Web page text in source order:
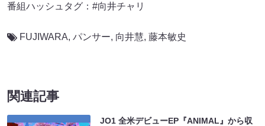
番組ハッシュタグ：#向井チャリ
FUJIWARA, パンサー, 向井慧, 藤本敏史
関連記事
JO1 全米デビューEP『ANIMAL』から収